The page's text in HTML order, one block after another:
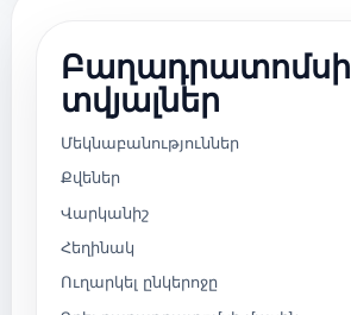
Բաղադրատոմսի
տվյալներ
Մեկնաբանություններ
Քվեներ
Վարկանիշ
Հեղինակ
Ուղարկել ընկերոջը